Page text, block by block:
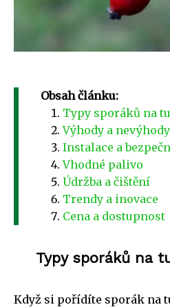
Obsah článku:
Typy sporáků na
Výhody a nevýhody
Instalace a
Vhodné palivo
Údržba a čištění
Trendy a inovace
Cena a dostupnost
Typy sporáků na
Když si pořídíte sporák na